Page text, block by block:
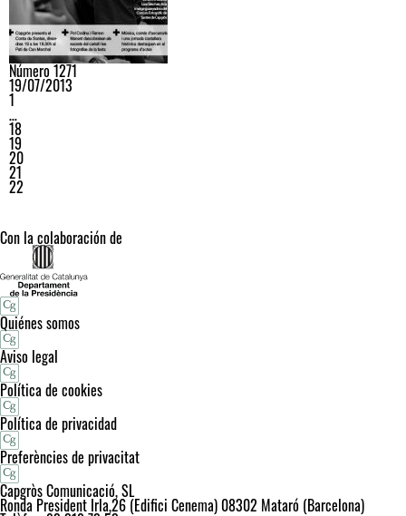
Número 1271
19/07/2013
1
…
18
19
20
21
22
Con la colaboración de
Quiénes somos
Aviso legal
Política de cookies
Política de privacidad
Preferències de privacitat
Capgròs Comunicació, SL
Ronda President Irla,26 (Edifici Cenema) 08302 Mataró (Barcelona)